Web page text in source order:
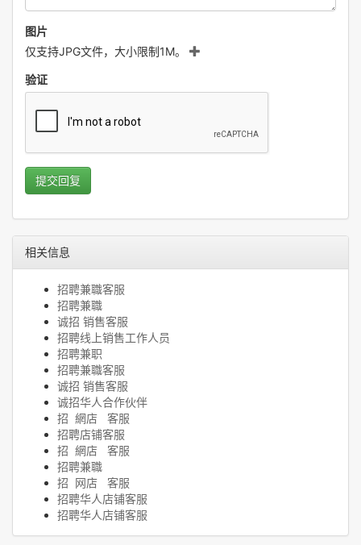
图片
仅支持JPG文件，大小限制1M。
验证
提交回复
相关信息
招聘兼職客服
招聘兼職
诚招 销售客服
招聘线上销售工作人员
招聘兼职
招聘兼職客服
诚招 销售客服
诚招华人合作伙伴
招 網店 客服
招聘店铺客服
招 網店 客服
招聘兼職
招 网店 客服
招聘华人店铺客服
招聘华人店铺客服